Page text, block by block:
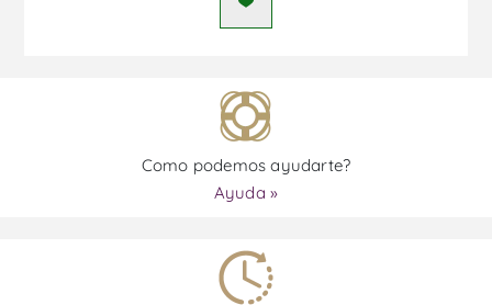
Como podemos ayudarte?
Ayuda »